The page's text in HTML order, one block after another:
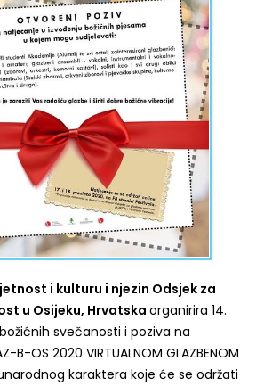
i kulturu i njezin Odsjek za
u Osijeku, Hrvatska organirira 14.
svečanosti i poziva na
B-OS 2020 VIRTUALNOM GLAZBENOM
karaktera koje će se održati